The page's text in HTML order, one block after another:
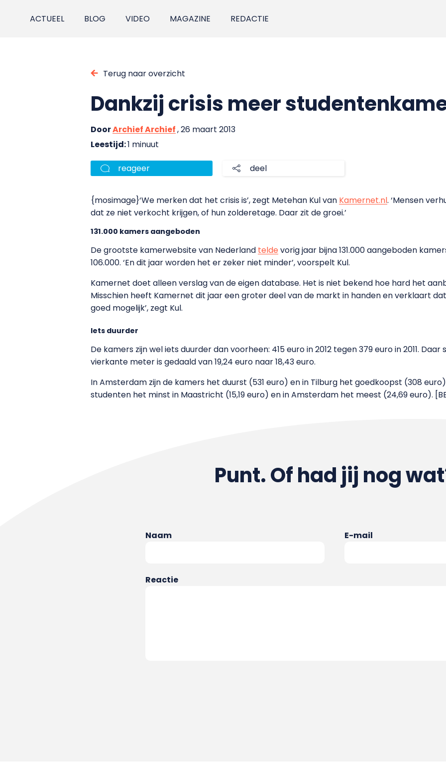
ACTUEEL BLOG VIDEO MAGAZINE REDACTIE
Terug naar overzicht
Dankzij crisis meer
DoorArchief Archief, 26 maart 2013
Leestijd:1 minuut
reageer deel
{mosimage}‘We merken dat het crisis is’, zegt Metehan Kul van Kamernet.nl. ‘Mensen
dat ze niet verkocht krijgen, of hun zolderetage. Daar zit de groei.’
131.000 kamers aangeboden
De grootste kamerwebsite van Nederland teldevorig jaar bijna 131.000 aangeboden
106.000. ‘En dit jaar worden het er zeker niet minder’, voorspelt Kul.
Kamernet doet alleen verslag van de eigen database. Het is niet bekend hoe hard het
Misschien heeft Kamernet dit jaar een groter deel van de markt in handen en verklaart dat
goed mogelijk’, zegt Kul.
Iets duurder
De kamers zijn wel iets duurder dan voorheen: 415 euro in 2012 tegen 379 euro in 2011.
vierkante meter is gedaald van 19,24 euro naar 18,43 euro.
In Amsterdam zijn de kamers het duurst (531 euro) en in Tilburg het goedkoopst (308
studenten het minst in Maastricht (15,19 euro) en in Amsterdam het meest (24,69 euro).
Punt. Of had jij nog
Naam E-mail
Reactie